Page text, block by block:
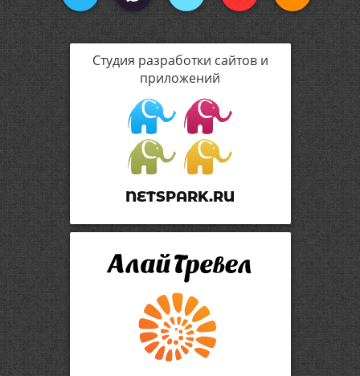
Студия разработки сайтов и
приложений
NETSPARK.RU